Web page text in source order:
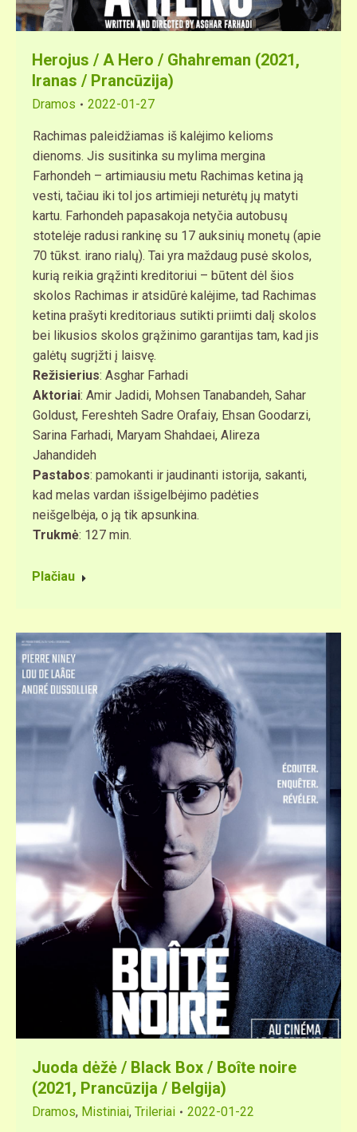
Herojus / A Hero / Ghahreman (2021,
Iranas / Prancūzija)
Dramos 2022-01-27
Rachimas paleidžiamas iš kalėjimo kelioms
dienoms. Jis susitinka su mylima mergina
Farhondeh – artimiausiu metu Rachimas ketina ją
vesti, tačiau iki tol jos artimieji neturėtų jų matyti
kartu. Farhondeh papasakoja netyčia autobusų
stotelėje radusi rankinę su 17 auksinių monetų (apie
70 tūkst. irano rialų). Tai yra maždaug pusė skolos,
kurią reikia grąžinti kreditoriui – būtent dėl ​​šios
skolos Rachimas ir atsidūrė kalėjime, tad Rachimas
ketina prašyti kreditoriaus sutikti priimti dalį skolos
bei likusios skolos grąžinimo garantijas tam, kad jis
galėtų sugrįžti į laisvę.
Režisierius: Asghar Farhadi
Aktoriai: Amir Jadidi, Mohsen Tanabandeh, Sahar
Goldust, Fereshteh Sadre Orafaiy, Ehsan Goodarzi,
Sarina Farhadi, Maryam Shahdaei, Alireza
Jahandideh
Pastabos: pamokanti ir jaudinanti istorija, sakanti,
kad melas vardan išsigelbėjimo padėties
neišgelbėja, o ją tik apsunkina.
Trukmė: 127 min.
Plačiau
Juoda dėžė / Black Box / Boîte noire
(2021, Prancūzija / Belgija)
Dramos, Mistiniai, Trileriai 2022-01-22